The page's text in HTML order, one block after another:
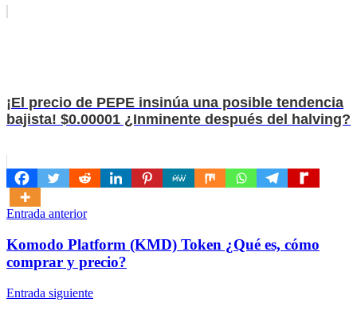
¡El precio de PEPE insinúa una posible tendencia
bajista! $0.00001 ¿Inminente después del halving?
Navegación
de
entradas
Entrada anterior
Komodo Platform (KMD) Token ¿Qué es, cómo
comprar y precio?
Entrada siguiente